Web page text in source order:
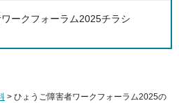
ークフォーラム2025チラシ
> ひょうご障害者ワークフォーラム2025の